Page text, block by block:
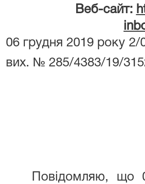
Веб-сайт:
06 грудня 2019 року 2/
вих. № 285/4383/19/
Повідомляю, що